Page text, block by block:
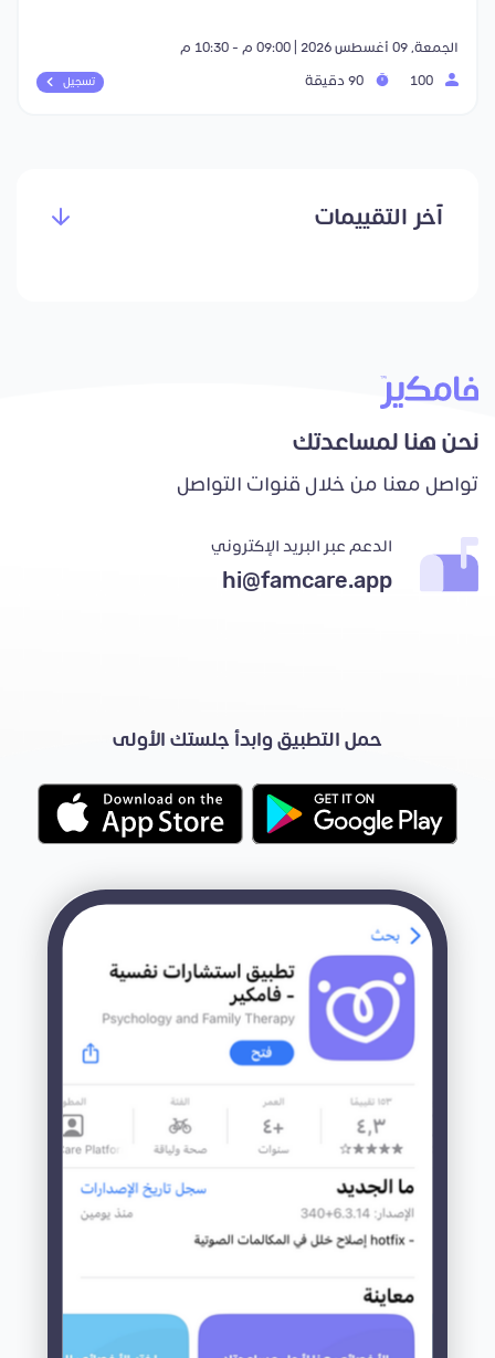
الجمعة, 09 أغسطس 2026 | 09:00 م - 10:30 م
تسجيل
آخر التقييمات
نحن هنا لمساعدتك
تواصل معنا من خلال قنوات التواصل
الدعم عبر البريد الإكتروني
hi@famcare.app
حمل التطبيق وابدأ جلستك الأولى